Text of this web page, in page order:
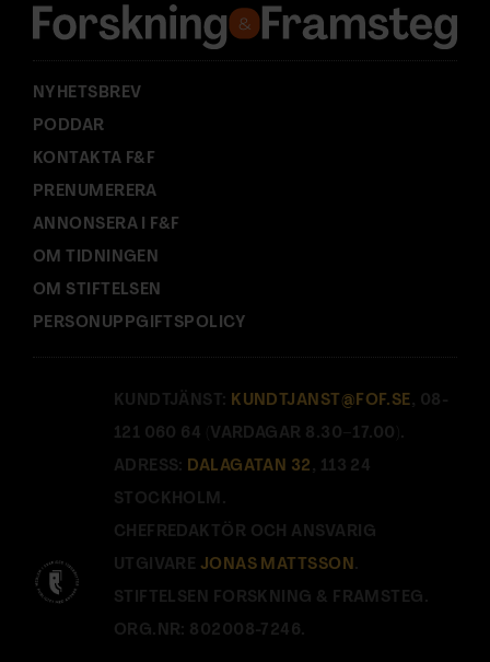
s
:
NYHETSBREV
PODDAR
KONTAKTA F&F
PRENUMERERA
ANNONSERA I F&F
OM TIDNINGEN
OM STIFTELSEN
PERSONUPPGIFTSPOLICY
KUNDTJÄNST: KUNDTJANST@FOF.SE , 08-
121 060 64 (VARDAGAR 8.30–17.00).
ADRESS: DALAGATAN 32 , 113 24
STOCKHOLM.
CHEFREDAKTÖR OCH ANSVARIG
UTGIVARE JONAS MATTSSON .
STIFTELSEN FORSKNING & FRAMSTEG.
ORG.NR: 802008-7246.